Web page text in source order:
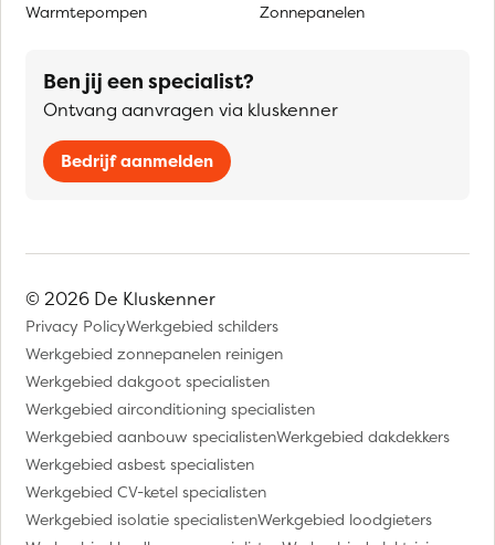
Warmtepompen
Zonnepanelen
Ben jij een specialist?
Ontvang aanvragen via kluskenner
Bedrijf aanmelden
© 2026 De Kluskenner
Privacy PolicyWerkgebied schilders
Werkgebied zonnepanelen reinigen
Werkgebied dakgoot specialisten
Werkgebied airconditioning specialisten
Werkgebied aanbouw specialistenWerkgebied dakdekkers
Werkgebied asbest specialisten
Werkgebied CV-ketel specialisten
Werkgebied isolatie specialistenWerkgebied loodgieters